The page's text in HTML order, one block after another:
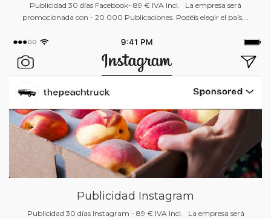
Publicidad 30 días Facebook- 89 € IVA Incl. La empresa será
promocionada con - 20 000 Publicaciones. Podéis elegir el país,…
Publicidad Instagram
Publicidad 30 días Instagram - 89 € IVA Incl. La empresa será